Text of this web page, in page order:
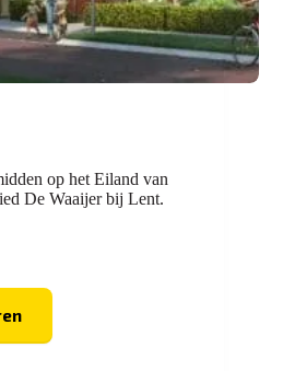
op het Eiland van
De Waaijer bij Lent.